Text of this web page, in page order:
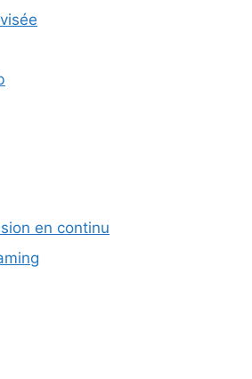
en continu